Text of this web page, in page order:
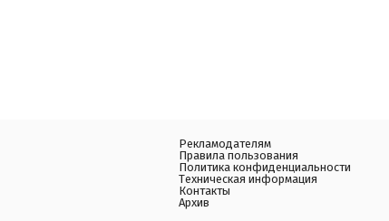
Рекламодателям
Правила пользования
Политика конфиденциальности
Техническая информация
Контакты
Архив